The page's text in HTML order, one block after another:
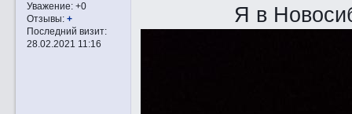
Уважение: +0
Отзывы: +
Последний визит:
28.02.2021 11:16
Я в